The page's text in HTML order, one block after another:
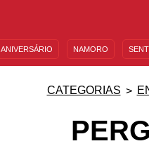
ANIVERSÁRIO NAMORO
CATEGORIAS